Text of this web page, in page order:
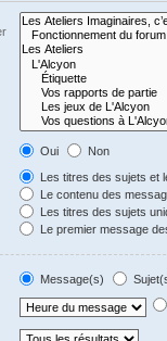
Oui
Non
Les titres des sujets et
Le contenu des
Les titres des sujets
Le premier message
Message(s)